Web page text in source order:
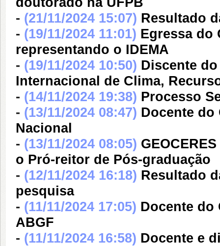
- (21/11/2024 15:07) Resultado
- (19/11/2024 11:01) Egressa do
representando o IDEMA
- (19/11/2024 10:50) Discente
Internacional de Clima,
- (14/11/2024 19:38) Processo
- (13/11/2024 08:47) Docente do
Nacional
- (13/11/2024 08:05)
o Pró-reitor de Pós-graduação
- (12/11/2024 16:18) Resultado
pesquisa
- (11/11/2024 17:05) Docente do
ABGF
- (11/11/2024 16:58) Docente e